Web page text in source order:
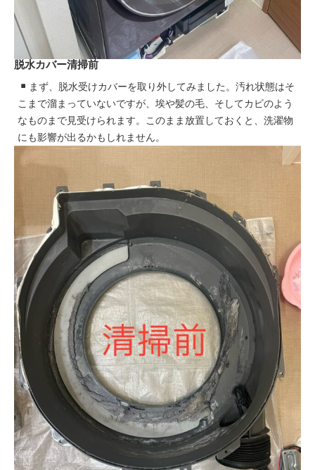
脱水カバー清掃前
まず、脱水受けカバーを取り外してみました。汚れ状態はそ
こまで溜まっていないですが、埃や髪の毛、そしてカビのよう
なものまで見受けられます。このまま放置しておくと、洗濯物
にも影響が出るかもしれません。